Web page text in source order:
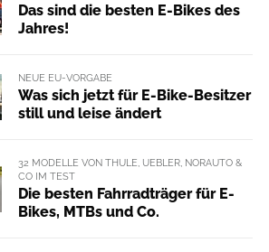
Das sind die besten E-Bikes des
Jahres!
NEUE EU-VORGABE
Was sich jetzt für E-Bike-Besitzer
still und leise ändert
32 MODELLE VON THULE, UEBLER, NORAUTO &
CO IM TEST
Die besten Fahrradträger für E-
Bikes, MTBs und Co.